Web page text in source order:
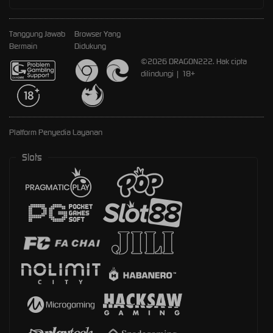
Tanggung Jawab
Bermain
Browser Yang
Didukung
©2026 DRAGON222. Hak cipta
dilindungi | 18+
Platform Penyedia Layanan
Slots